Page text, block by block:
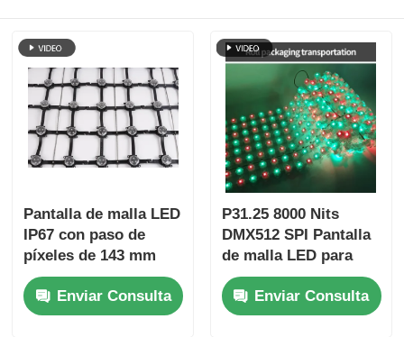
Pantalla de malla LED
IP67 con paso de
píxeles de 143 mm
Pantalla grande
ultraligera para
exteriores para
Enviar Consulta
P31.25 8000 Nits
DMX512 SPI Pantalla
de malla LED para
exteriores de bajo
consumo y bajo
consumo con control
Enviar Consulta